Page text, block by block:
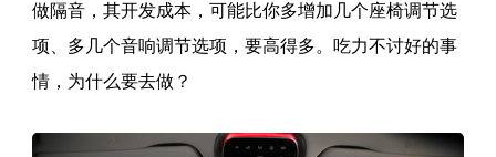
做隔音，其开发成本，可能比你多增加几个座椅调节选
项、多几个音响调节选项，要高得多。吃力不讨好的事
情，为什么要去做？